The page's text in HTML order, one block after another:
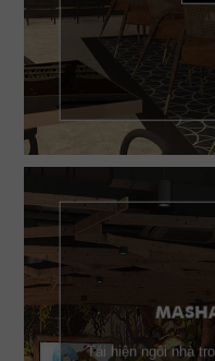
Tái hiện ngôi nhà